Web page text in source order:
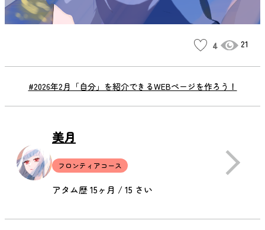
#2026年2月「自分」を紹介できるWEBページを作ろう！
4 21
美月
フロンティアコース
アタム歴 15ヶ月 / 15 さい